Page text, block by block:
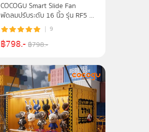
COCOGU Smart Slide Fan
พัดลมปรับระดับ 16 นิ้ว รุ่น RF5 -
รับประกัน 3 ปี
9
฿798.-฿798.-